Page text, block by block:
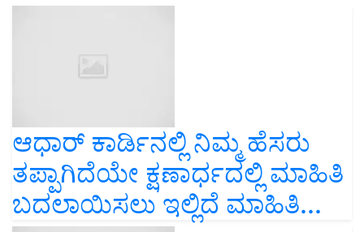
ಆಧಾರ್ ಕಾರ್ಡಿನಲ್ಲಿ ನಿಮ್ಮ ಹೆಸರು
ತಪ್ಪಾಗಿದೆಯೇ ಕ್ಷಣಾರ್ಧದಲ್ಲಿ ಮಾಹಿತಿ
ಬದಲಾಯಿಸಲು ಇಲ್ಲಿದೆ ಮಾಹಿತಿ...